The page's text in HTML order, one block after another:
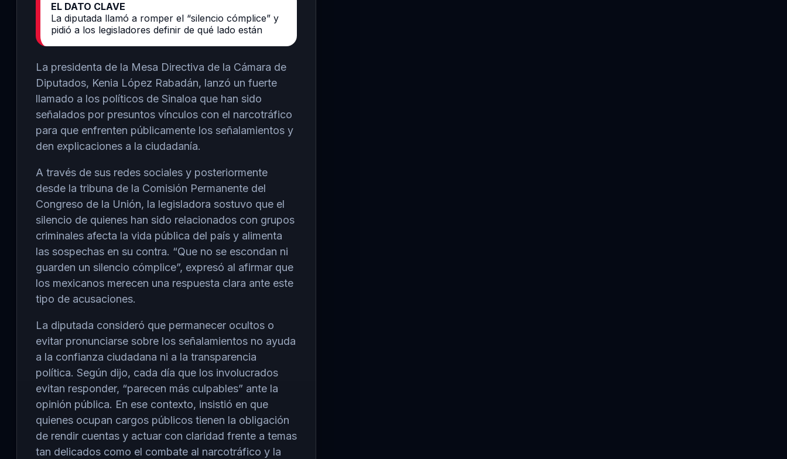
EL DATO CLAVE
La diputada llamó a romper el “silencio cómplice” y
pidió a los legisladores definir de qué lado están
La presidenta de la Mesa Directiva de la Cámara de
Diputados, Kenia López Rabadán, lanzó un fuerte
llamado a los políticos de Sinaloa que han sido
señalados por presuntos vínculos con el narcotráfico
para que enfrenten públicamente los señalamientos y
den explicaciones a la ciudadanía.
A través de sus redes sociales y posteriormente
desde la tribuna de la Comisión Permanente del
Congreso de la Unión, la legisladora sostuvo que el
silencio de quienes han sido relacionados con grupos
criminales afecta la vida pública del país y alimenta
las sospechas en su contra. “Que no se escondan ni
guarden un silencio cómplice”, expresó al afirmar que
los mexicanos merecen una respuesta clara ante este
tipo de acusaciones.
La diputada consideró que permanecer ocultos o
evitar pronunciarse sobre los señalamientos no ayuda
a la confianza ciudadana ni a la transparencia
política. Según dijo, cada día que los involucrados
evitan responder, “parecen más culpables” ante la
opinión pública. En ese contexto, insistió en que
quienes ocupan cargos públicos tienen la obligación
de rendir cuentas y actuar con claridad frente a temas
tan delicados como el combate al narcotráfico y la